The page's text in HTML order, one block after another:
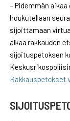
– Pidemmän
houkutellaan
sijoittamaan
alkaa rakkauden
sijoituspetoksen
Rakkauspetokset